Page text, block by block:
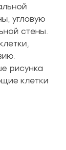
угловую
стены.
рисунка
клетки